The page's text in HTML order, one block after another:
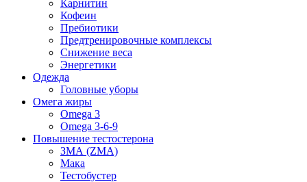
Карнитин
Кофеин
Пребиотики
Предтренировочные комплексы
Снижение веса
Энергетики
Одежда
Головные уборы
Омега жиры
Omega 3
Omega 3-6-9
Повышение тестостерона
ЗМА (ZMA)
Мака
Тестобустер